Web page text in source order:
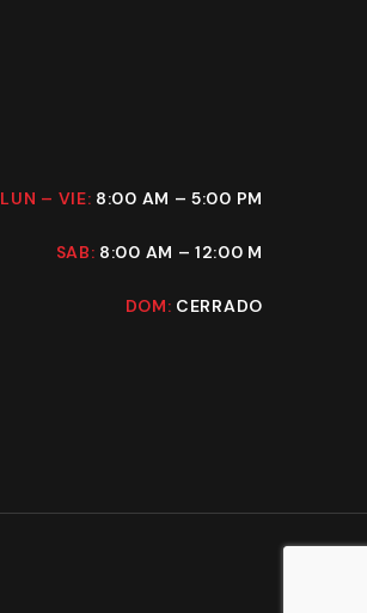
LUN – VIE: 8:00 AM – 5:00 PM
SAB: 8:00 AM – 12:00 M
DOM: CERRADO